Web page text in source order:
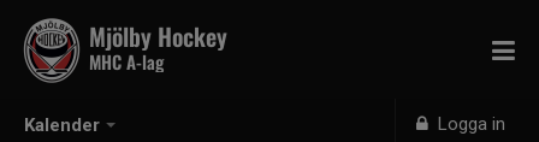
Kalender Logga in
Mjölby Hockey
MHC A-lag